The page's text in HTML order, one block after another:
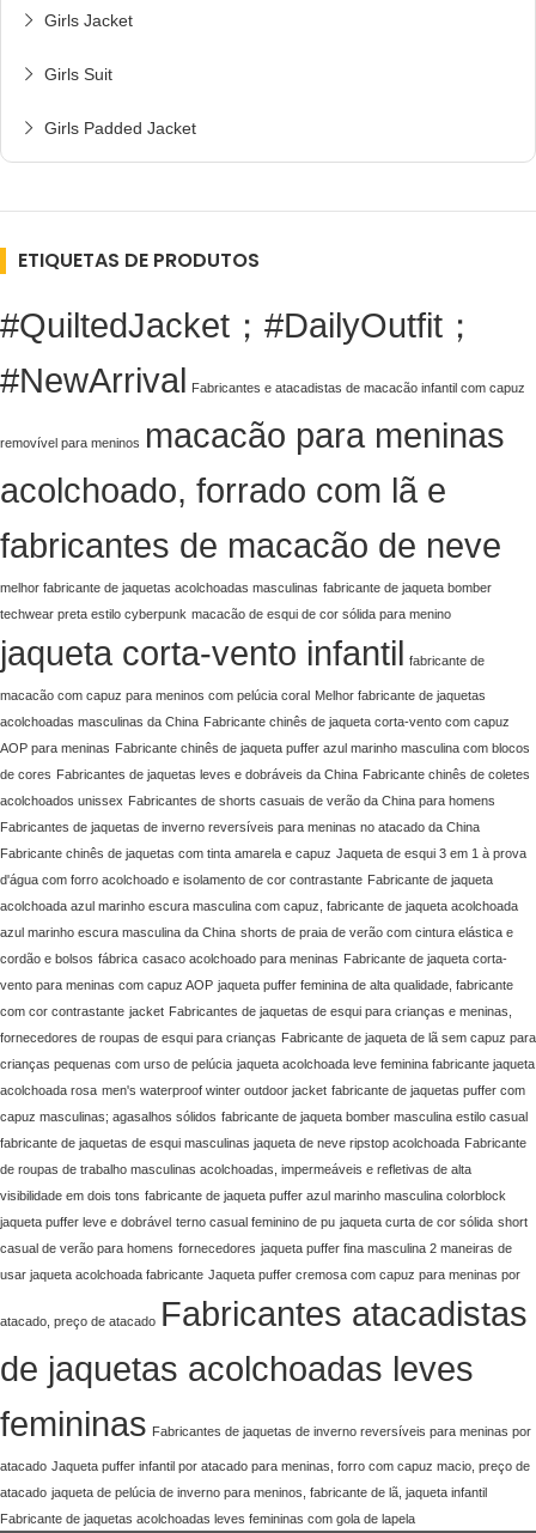
Girls Jacket
Girls Suit
Girls Padded Jacket
ETIQUETAS DE PRODUTOS
#QuiltedJacket；#DailyOutfit；
#NewArrival Fabricantes e atacadistas de macacão infantil com capuz
removível para meninos macacão para meninas
acolchoado, forrado com lã e
fabricantes de macacão de neve
melhor fabricante de jaquetas acolchoadas masculinas fabricante de jaqueta bomber
techwear preta estilo cyberpunk macacão de esqui de cor sólida para menino
jaqueta corta-vento infantil fabricante de
macacão com capuz para meninos com pelúcia coral Melhor fabricante de jaquetas
acolchoadas masculinas da China Fabricante chinês de jaqueta corta-vento com capuz
AOP para meninas Fabricante chinês de jaqueta puffer azul marinho masculina com blocos
de cores Fabricantes de jaquetas leves e dobráveis da China Fabricante chinês de coletes
acolchoados unissex Fabricantes de shorts casuais de verão da China para homens
Fabricantes de jaquetas de inverno reversíveis para meninas no atacado da China
Fabricante chinês de jaquetas com tinta amarela e capuz Jaqueta de esqui 3 em 1 à prova
d'água com forro acolchoado e isolamento de cor contrastante Fabricante de jaqueta
acolchoada azul marinho escura masculina com capuz, fabricante de jaqueta acolchoada
azul marinho escura masculina da China shorts de praia de verão com cintura elástica e
cordão e bolsos fábrica casaco acolchoado para meninas Fabricante de jaqueta corta-
vento para meninas com capuz AOP jaqueta puffer feminina de alta qualidade, fabricante
com cor contrastante jacket Fabricantes de jaquetas de esqui para crianças e meninas,
fornecedores de roupas de esqui para crianças Fabricante de jaqueta de lã sem capuz para
crianças pequenas com urso de pelúcia jaqueta acolchoada leve feminina fabricante jaqueta
acolchoada rosa men's waterproof winter outdoor jacket fabricante de jaquetas puffer com
capuz masculinas; agasalhos sólidos fabricante de jaqueta bomber masculina estilo casual
fabricante de jaquetas de esqui masculinas jaqueta de neve ripstop acolchoada Fabricante
de roupas de trabalho masculinas acolchoadas, impermeáveis e refletivas de alta
visibilidade em dois tons fabricante de jaqueta puffer azul marinho masculina colorblock
jaqueta puffer leve e dobrável terno casual feminino de pu jaqueta curta de cor sólida short
casual de verão para homens fornecedores jaqueta puffer fina masculina 2 maneiras de
usar jaqueta acolchoada fabricante Jaqueta puffer cremosa com capuz para meninas por
atacado, preço de atacado Fabricantes atacadistas
de jaquetas acolchoadas leves
femininas Fabricantes de jaquetas de inverno reversíveis para meninas por
atacado Jaqueta puffer infantil por atacado para meninas, forro com capuz macio, preço de
atacado jaqueta de pelúcia de inverno para meninos, fabricante de lã, jaqueta infantil
Fabricante de jaquetas acolchoadas leves femininas com gola de lapela